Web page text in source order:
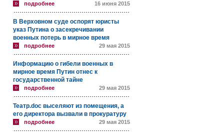
подробнее 16 июня 2015
В Верховном суде оспорят юристы
указ Путина о засекречивании
военных потерь в мирное время
подробнее 29 мая 2015
Информацию о гибели военных в
мирное время Путин отнес к
государственной тайне
подробнее 29 мая 2015
Театр.doc выселяют из помещения, а
его директора вызвали в прокуратуру
подробнее 29 мая 2015